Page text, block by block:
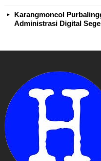
Karangmoncol
Administrasi Digital